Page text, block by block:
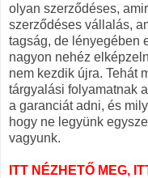
olyan szerződéses,
szerződéses vállalás,
tagság, de lényegében
nagyon nehéz
nem kezdik újra. Tehát
tárgyalási folyamatnak
a garanciát adni, és
hogy ne legyünk
vagyunk.
ITT NÉZHETŐ MEG,